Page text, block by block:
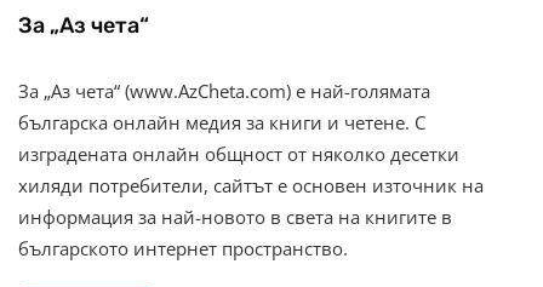
За „Аз чета“
За „Аз чета“ (www.AzCheta.com) е най-голямата
българска онлайн медия за книги и четене. С
изградената онлайн общност от няколко десетки
хиляди потребители, сайтът е основен източник на
информация за най-новото в света на книгите в
българското интернет пространство.